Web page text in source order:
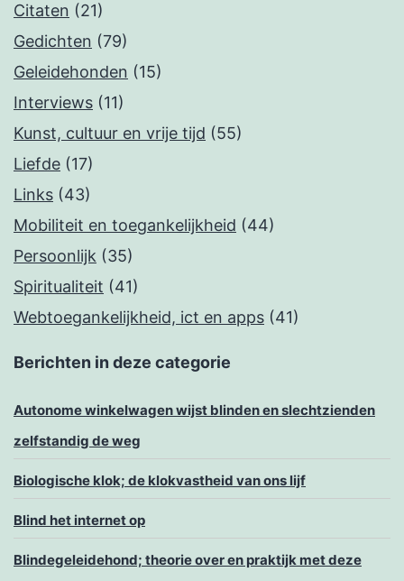
Citaten (21)
Gedichten (79)
Geleidehonden (15)
Interviews (11)
Kunst, cultuur en vrije tijd (55)
Liefde (17)
Links (43)
Mobiliteit en toegankelijkheid (44)
Persoonlijk (35)
Spiritualiteit (41)
Webtoegankelijkheid, ict en apps (41)
Berichten in deze categorie
Autonome winkelwagen wijst blinden en slechtzienden
zelfstandig de weg
Biologische klok; de klokvastheid van ons lijf
Blind het internet op
Blindegeleidehond; theorie over en praktijk met deze